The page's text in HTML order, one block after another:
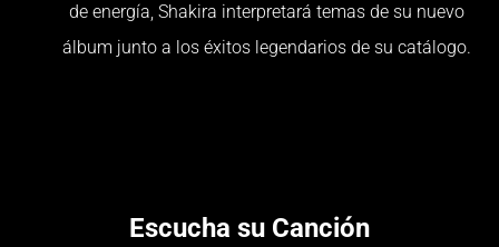
de energía, Shakira interpretará temas de su nuevo
álbum junto a los éxitos legendarios de su catálogo.
Escucha su Canción